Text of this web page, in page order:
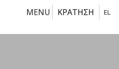
MENU EL
ΚΡΑΤΗΣΗ